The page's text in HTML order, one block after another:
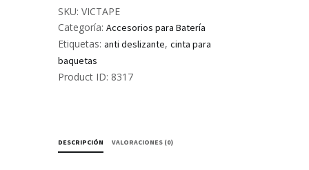
Vic
Firth
cantidad
SKU: VICTAPE
Categoría: Accesorios para Batería
Etiquetas: anti deslizante, cinta para
baquetas
Product ID: 8317
DESCRIPCIÓN VALORACIONES (0)